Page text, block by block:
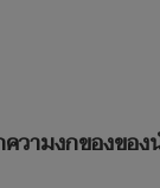
ามงกของของ